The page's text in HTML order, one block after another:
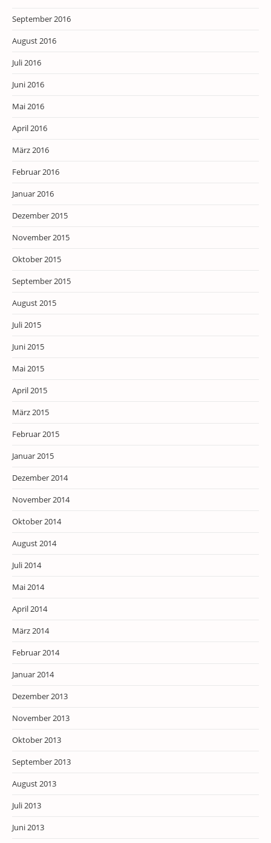
September 2016
August 2016
Juli 2016
Juni 2016
Mai 2016
April 2016
März 2016
Februar 2016
Januar 2016
Dezember 2015
November 2015
Oktober 2015
September 2015
August 2015
Juli 2015
Juni 2015
Mai 2015
April 2015
März 2015
Februar 2015
Januar 2015
Dezember 2014
November 2014
Oktober 2014
August 2014
Juli 2014
Mai 2014
April 2014
März 2014
Februar 2014
Januar 2014
Dezember 2013
November 2013
Oktober 2013
September 2013
August 2013
Juli 2013
Juni 2013